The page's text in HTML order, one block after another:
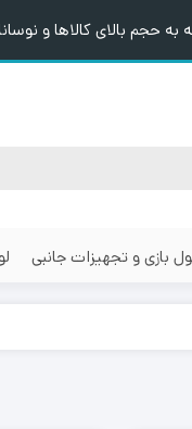
حجم بالای کالاها و
بازی و تجهیزات جانبی